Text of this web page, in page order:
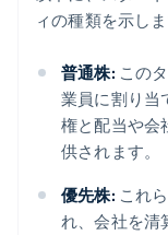
ィの種類を示しま
普通株: この
業員に割り当
権と配当や会
供されます。
優先株: これ
れ、会社を清